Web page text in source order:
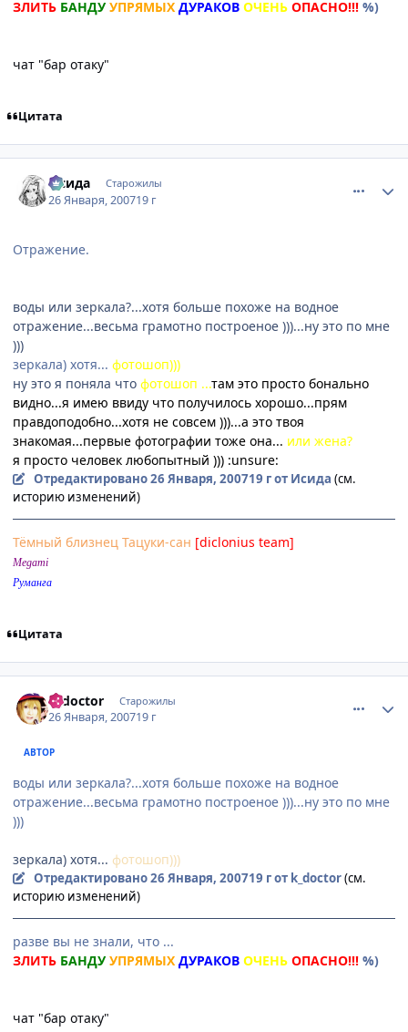
ЗЛИТЬ БАНДУ УПРЯМЫХ ДУРАКОВ ОЧЕНЬ ОПАСНО!!! %)
чат "бар отаку"
Цитата
Исида Старожилы
26 Января, 200719 г
Отражение.
воды или зеркала?...хотя больше похоже на водное
отражение...весьма грамотно построеное )))...ну это по мне
)))
зеркала) хотя... фотошоп)))
ну это я поняла что фотошоп ...там это просто бонально
видно...я имею ввиду что получилось хорошо...прям
правдоподобно...хотя не совсем )))...а это твоя
знакомая...первые фотографии тоже она... или жена?
я просто человек любопытный ))) :unsure:
Отредактировано26 Января, 200719 гот Исида (см.
историю изменений)
Тёмный близнец Тацуки-сан [diclonius team]
Megami
Руманга
Цитата
k_doctor Старожилы
26 Января, 200719 г
АВТОР
воды или зеркала?...хотя больше похоже на водное
отражение...весьма грамотно построеное )))...ну это по мне
)))
зеркала) хотя... фотошоп)))
Отредактировано26 Января, 200719 гот k_doctor(см.
историю изменений)
разве вы не знали, что ...
ЗЛИТЬ БАНДУ УПРЯМЫХ ДУРАКОВ ОЧЕНЬ ОПАСНО!!! %)
чат "бар отаку"